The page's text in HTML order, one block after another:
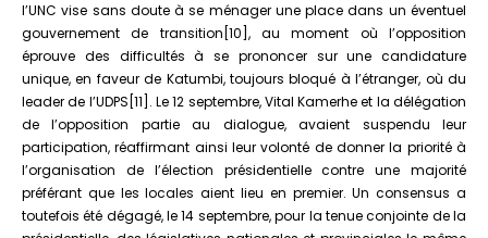
l’UNC vise sans doute à se ménager une place dans un éventuel
gouvernement de transition[10], au moment où l’opposition
éprouve des difficultés à se prononcer sur une candidature
unique, en faveur de Katumbi, toujours bloqué à l’étranger, où du
leader de l’UDPS[11]. Le 12 septembre, Vital Kamerhe et la délégation
de l’opposition partie au dialogue, avaient suspendu leur
participation, réaffirmant ainsi leur volonté de donner la priorité à
l’organisation de l’élection présidentielle contre une majorité
préférant que les locales aient lieu en premier. Un consensus a
toutefois été dégagé, le 14 septembre, pour la tenue conjointe de la